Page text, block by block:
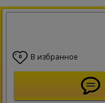
0 В избранное